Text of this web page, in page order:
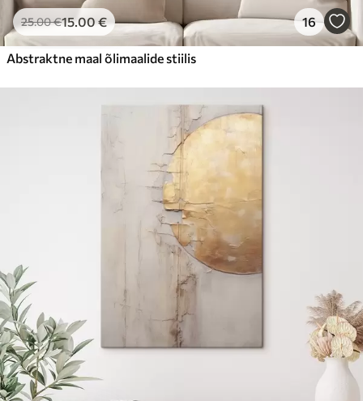
25.00€15.00€ 16
Abstraktne maal õlimaalide stiilis